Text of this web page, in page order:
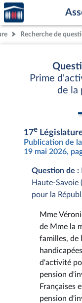
Aller au contenu
Aller en bas de la
Accèder
à la
page
d'accueilRecherche de
Prime
de la
17e
Publication de
19 mai 2026,
Question de :
Haute-Savoie
pour la
Mme
de Mme la
familles, de
d'activité
pension
Françaises
pension